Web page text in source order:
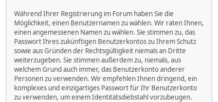
Während Ihrer Registrierung im Forum haben Sie die
Möglichkeit, einen Benutzernamen zu wählen. Wir raten Ihnen,
einen angemessenen Namen zu wählen. Sie stimmen zu, das
Passwort Ihres zukünftigen Benutzerkontos zu Ihrem Schutz
sowie aus Gründen der Rechtsgültigkeit niemals an Dritte
weiterzugeben. Sie stimmen außerdem zu, niemals, aus
welchem Grund auch immer, das Benutzerkonto anderer
Personen zu verwenden. Wir empfehlen Ihnen dringend, ein
komplexes und einzigartiges Passwort für Ihr Benutzerkonto
zu verwenden, um einem Identitätsdiebstahl vorzubeugen.